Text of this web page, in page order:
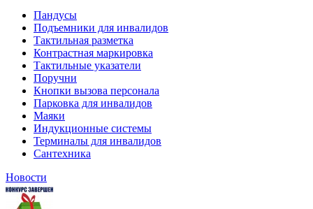
Пандусы
Подъемники для инвалидов
Тактильная разметка
Контрастная маркировка
Тактильные указатели
Поручни
Кнопки вызова персонала
Парковка для инвалидов
Маяки
Индукционные системы
Терминалы для инвалидов
Сантехника
Новости